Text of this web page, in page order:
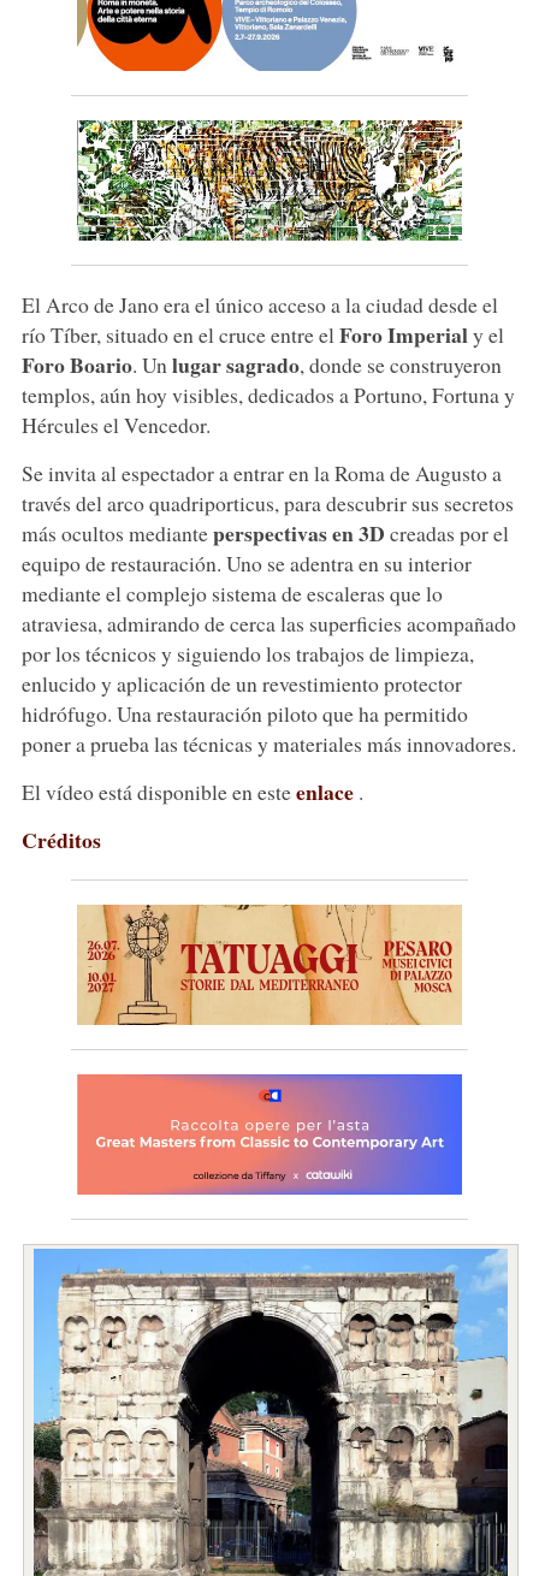
El Arco de Jano era el único acceso a la ciudad desde el
río Tíber, situado en el cruce entre el Foro Imperialy el
Foro Boario. Unlugar sagrado, donde se construyeron
templos, aún hoy visibles, dedicados a Portuno, Fortuna y
Hércules el Vencedor.
Se invita al espectador a entrar en la Roma de Augusto a
través del arco quadriporticus, para descubrir sus secretos
más ocultos medianteperspectivas en 3D creadas por el
equipo de restauración. Uno se adentra en su interior
mediante el complejo sistema de escaleras que lo
atraviesa, admirando de cerca las superficies acompañado
por los técnicos y siguiendo los trabajos de limpieza,
enlucido y aplicación de un revestimiento protector
hidrófugo. Una restauración piloto que ha permitido
poner a prueba las técnicas y materiales más innovadores.
El vídeo está disponible en esteenlace .
Créditos